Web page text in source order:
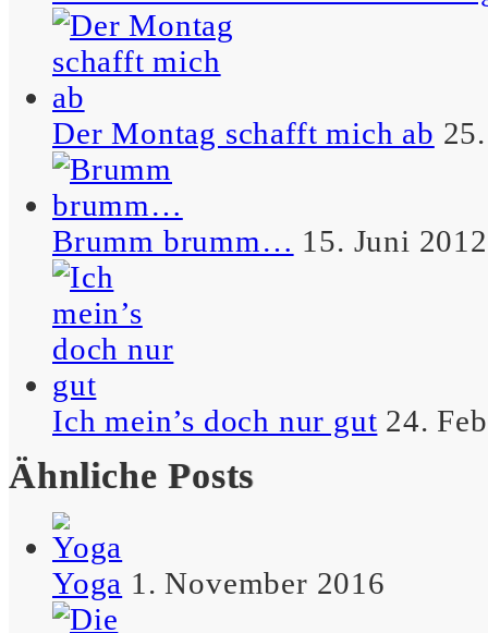
Lebens hat alles Gewicht.
– Schreibselbraut
Manchmal glaub man, man
sei der erste, dabei sind alle
schon weg.
hätten sie sich’s verdient.
– Maximus
Der Montag schafft mich ab
Brumm brumm… 15. Juni 2012
Ich mein’s doch nur gut 24.
Ähnliche Posts
Yoga 1. November 2016